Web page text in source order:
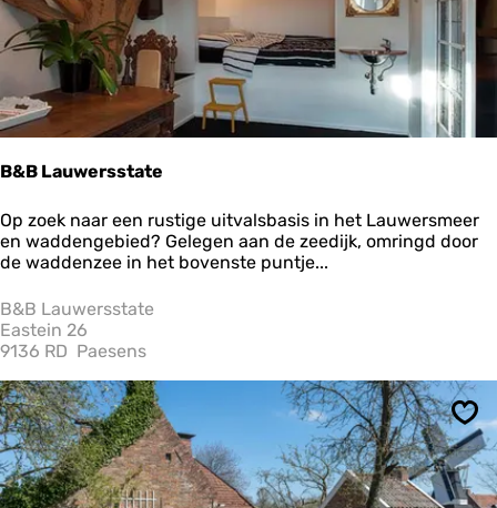
B&B Lauwersstate
B
&
B
a
u
w
r
s
s
t
a
t
Op zoek naar een rustige uitvalsbasis in het Lauwersmeer
en waddengebied? Gelegen aan de zeedijk, omringd door
de waddenzee in het bovenste puntje...
B&B Lauwersstate
Eastein 26
9136 RD Paesens